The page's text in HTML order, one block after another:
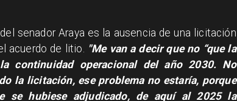
senador Araya es la ausencia de una licitación
acuerdo de litio. "Me van a decir que no “que la
continuidad operacional del año 2030. No
la licitación, ese problema no estaría, porque
se hubiese adjudicado, de aquí al 2025 la